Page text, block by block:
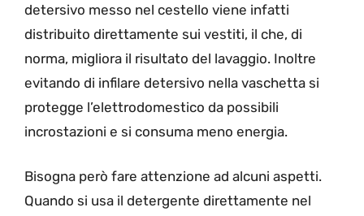
detersivo messo nel cestello viene infatti
distribuito direttamente sui vestiti, il che, di
norma, migliora il risultato del lavaggio. Inoltre
evitando di infilare detersivo nella vaschetta si
protegge l’elettrodomestico da possibili
incrostazioni e si consuma meno energia.
Bisogna però fare attenzione ad alcuni aspetti.
Quando si usa il detergente direttamente nel